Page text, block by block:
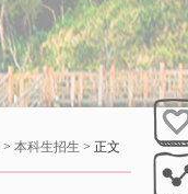
> 本科生招生 > 正文